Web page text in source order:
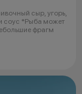
сыр, угорь,
соус *Рыба может
фрагм